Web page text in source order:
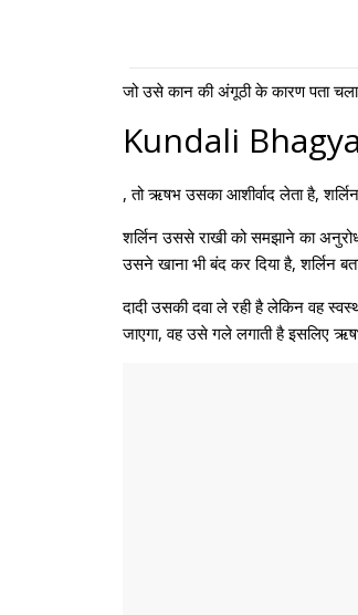
जो उसे कान की अंगूठी के कारण पता
Kundali
, तो ऋषभ उसका आशीर्वाद लेता है,
शर्लिन उससे राखी को समझाने का
उसने खाना भी बंद कर दिया है, शर्लिन
दादी उसकी दवा ले रही है लेकिन वह
जाएगा, वह उसे गले लगाती है इसलिए